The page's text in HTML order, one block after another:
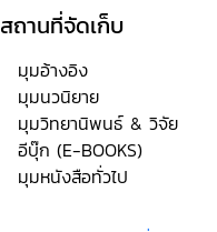
สถานที่จัดเก็บ
มุมอ้างอิง
มุมนวนิยาย
มุมวิทยานิพนธ์ & วิจัย
อีบุ๊ก (E-BOOKS)
มุมหนังสือทั่วไป